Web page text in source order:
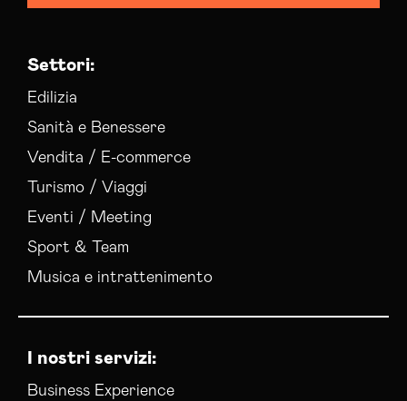
Settori:
Edilizia
Sanità e Benessere
Vendita / E-commerce
Turismo / Viaggi
Eventi / Meeting
Sport & Team
Musica e intrattenimento
I nostri servizi:
Business Experience